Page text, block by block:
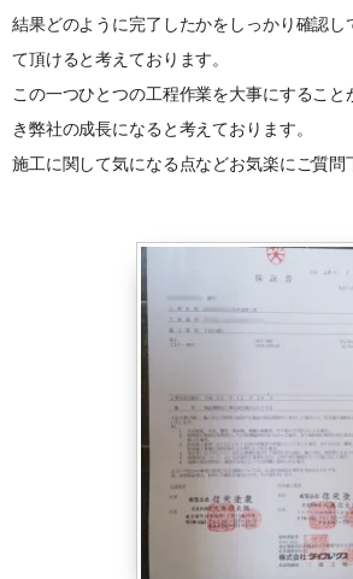
結果どのように完了したかをしっかり確認し
て頂けると考えております。
この一つひとつの工程作業を大事にするこ
き弊社の成長になると考えております。
施工に関して気になる点などお気楽にご質問